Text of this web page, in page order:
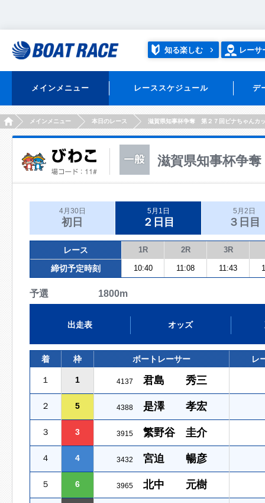
知る楽しむ レーサ
メインメニュー レーススケジュール デ
HOMEメインメニュー 本日のレース 滋賀県知事杯争奪 第２７回ビナちゃんカ
滋賀県知事杯争
4月30日
初日
5月1日
２日目
5月2日
３日目
レース 1R 2R 3R
締切予定時刻 10:40 11:08 11:43
予選 1800m
出走表 オッズ
着 枠 ボートレーサー レ
１ 1 4137 君島 秀三
２ 5 4388 是澤 孝宏
３ 3 3915 繁野谷 圭介
４ 4 3432 宮迫 暢彦
５ 6 3965 北中 元樹